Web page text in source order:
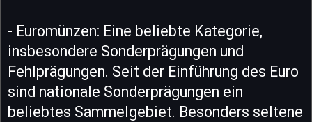
- Euromünzen: Eine beliebte Kategorie,
insbesondere Sonderprägungen und
Fehlprägungen. Seit der Einführung des Euro
sind nationale Sonderprägungen ein
beliebtes Sammelgebiet. Besonders seltene